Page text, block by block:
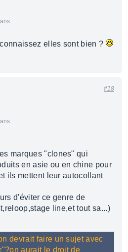
elles sont bien ?
#18
marques "clones" qui
en asie ou en chine pour
ils mettent leur autocollant
d'éviter ce genre de
line,et tout sa...)
devrait faire un sujet avec
aurait le droit de